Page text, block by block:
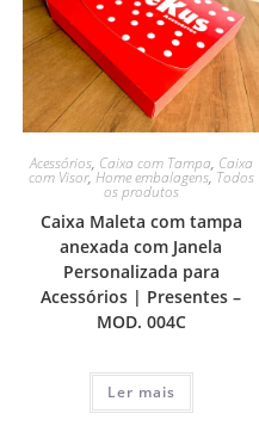
Acessórios, Caixa com Tampa, Caixa
com Visor, Home embalagens, Todos
os produtos
Caixa Maleta com tampa
anexada com Janela
Personalizada para
Acessórios | Presentes –
MOD. 004C
Ler mais